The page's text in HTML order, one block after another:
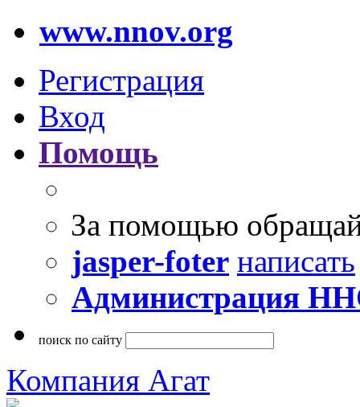
www.nnov.org
Регистрация
Вход
Помощь
За помощью
jasper-foter написать
Администрация
поиск по сайту
Компания Агат